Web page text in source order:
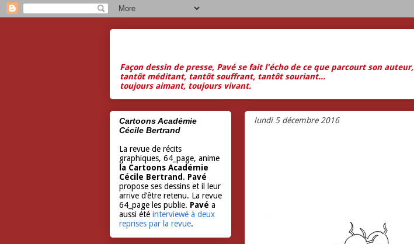
Façon dessin de presse, Pavé se fait l'écho de ce que parcourt son auteur,
tantôt méditant, tantôt souffrant, tantôt souriant...
toujours aimant, toujours vivant.
lundi 5 décembre 2016
Cartoons Académie
Cécile Bertrand
La revue de récits
graphiques, 64_page, anime
la Cartoons Académie
Cécile Bertrand. Pavé
propose ses dessins et il leur
arrive d’être retenu. La revue
64_page les publie. Pavé a
aussi été interviewé à deux
reprises par la revue.